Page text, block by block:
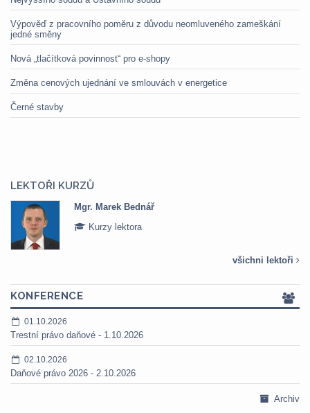
Výpověď z pracovního poměru z důvodu neomluveného zameškání
jedné směny
Nová „tlačítková povinnost“ pro e-shopy
Změna cenových ujednání ve smlouvách v energetice
Černé stavby
LEKTOŘI KURZŮ
Mgr. Marek Bednář
Kurzy lektora
všichni lektoři
KONFERENCE
01.10.2026
Trestní právo daňové - 1.10.2026
02.10.2026
Daňové právo 2026 - 2.10.2026
Archiv